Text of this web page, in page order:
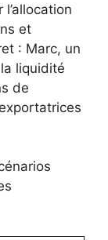
et
: Marc, un
liquidité
de
exportatrices